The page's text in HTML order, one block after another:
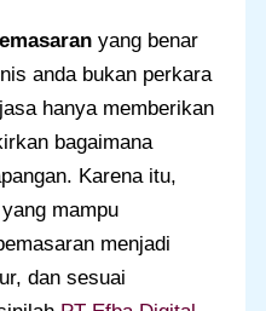
yang benar
anda bukan perkara
hanya memberikan
bagaimana
Karena itu,
mampu
menjadi
dan sesuai